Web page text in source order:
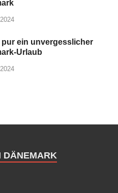
pur ein unvergesslicher
Urlaub
DÄNEMARK